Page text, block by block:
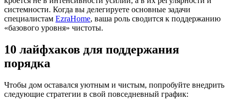
системности. Когда вы делегируете основные задачи
специалистам EzraHome, ваша роль сводится к поддержанию
«базового уровня» чистоты.
10 лайфхаков для поддержания
порядка
Чтобы дом оставался уютным и чистым, попробуйте внедрить
следующие стратегии в свой повседневный график: